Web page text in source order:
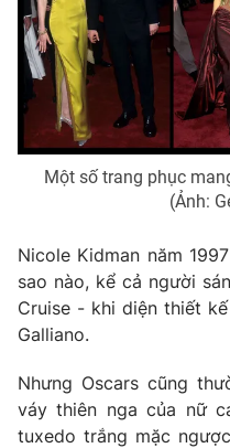
Video
VTV Money
VTV Sức khoẻ
VTV4
Liên hệ tòa soạn
Một số trang phục
(Ảnh:
Nicole Kidman năm
sao nào, kể cả người
Cruise - khi diện thiết
Galliano.
Nhưng Oscars cũng
váy thiên nga của nữ
tuxedo trắng mặc